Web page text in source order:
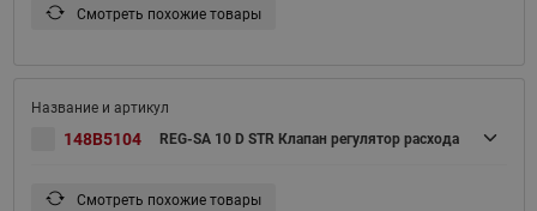
Смотреть похожие товары
148B5104 REG-SA 10 D STR Клапан регулятор расхода
Смотреть похожие товары